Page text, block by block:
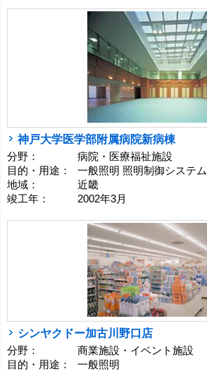
神戸大学医学部附属病院新病棟
分野：
病院・医療福祉施設
目的・用途：
一般照明 照明制御システム
地域：
近畿
竣工年：
2002年3月
シンヤクドー加古川野口店
分野：
商業施設・イベント施設
目的・用途：
一般照明